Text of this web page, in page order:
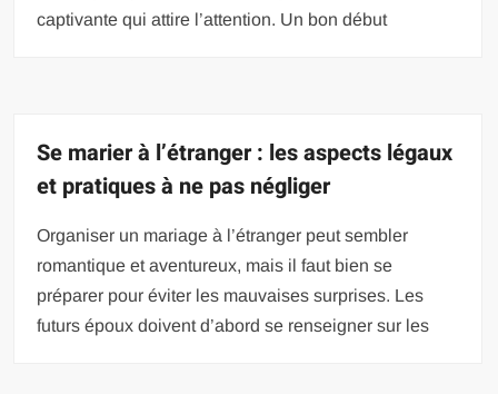
captivante qui attire l’attention. Un bon début
Se marier à l’étranger : les aspects légaux
et pratiques à ne pas négliger
Organiser un mariage à l’étranger peut sembler
romantique et aventureux, mais il faut bien se
préparer pour éviter les mauvaises surprises. Les
futurs époux doivent d’abord se renseigner sur les